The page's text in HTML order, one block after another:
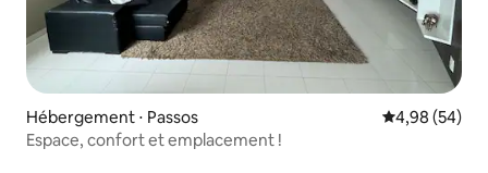
Hébergement ⋅ Passos Évaluation
4,98 (54)
Espace, confort et emplacement !